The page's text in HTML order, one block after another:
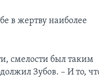
в жертву наиболее
смелости был таким
Зубов. – И то,